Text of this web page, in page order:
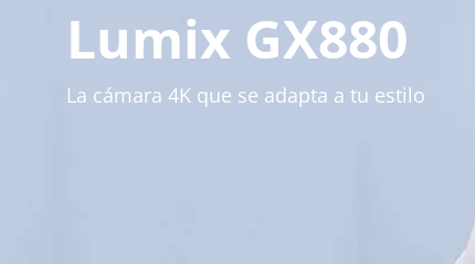
Lumix GX880
La cámara 4K que se adapta a tu estilo